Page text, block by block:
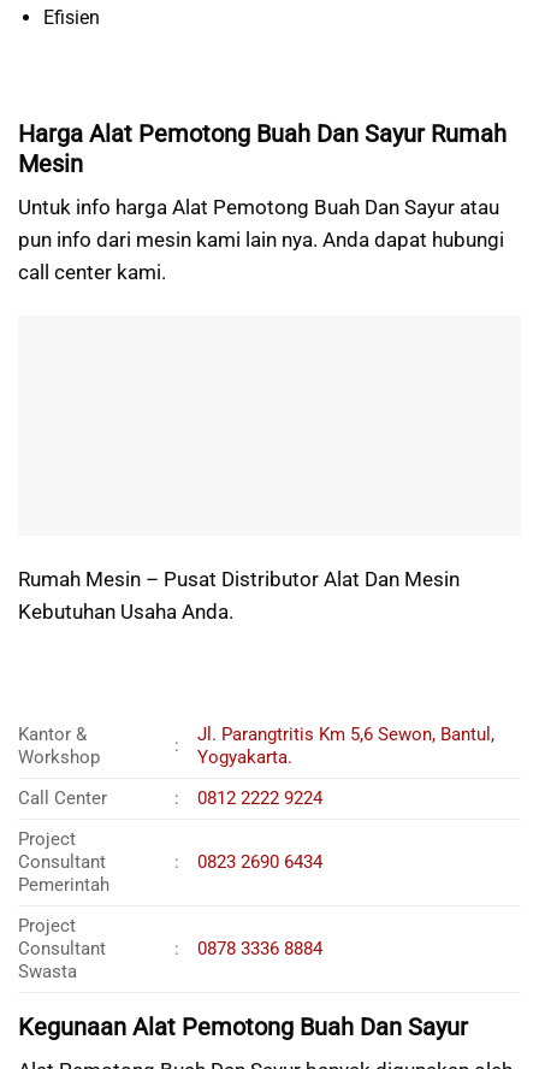
Efisien
Harga Alat Pemotong Buah Dan Sayur Rumah
Mesin
Untuk info harga Alat Pemotong Buah Dan Sayur atau
pun info dari mesin kami lain nya. Anda dapat hubungi
call center kami.
Rumah Mesin – Pusat Distributor Alat Dan Mesin
Kebutuhan Usaha Anda.
Kantor &
Workshop
:
Jl. Parangtritis Km 5,6 Sewon, Bantul,
Yogyakarta.
Call Center
:
0812 2222 9224
Project
Consultant
Pemerintah
: 0823 2690 6434
Project
Consultant
Swasta
: 0878 3336 8884
Kegunaan Alat Pemotong Buah Dan Sayur